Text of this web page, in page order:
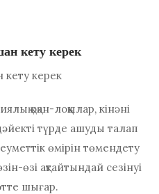
кету керек
қоқан-лоққылар, кінәні
түрде ашуды талап
өмірін төмендету
өзі ақтайтындай сезінуі
шығар.